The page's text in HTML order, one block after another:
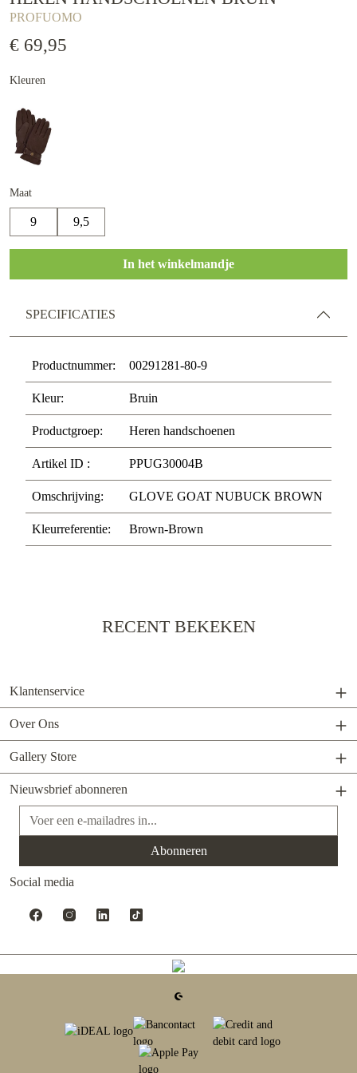
PROFUOMO
€ 69,95
Kleuren
Maat
9 9,5
In het winkelmandje
SPECIFICATIES
Productnummer: 00291281-80-9
Kleur: Bruin
Productgroep: Heren handschoenen
Artikel ID : PPUG30004B
Omschrijving: GLOVE GOAT NUBUCK BROWN
Kleurreferentie: Brown-Brown
RECENT BEKEKEN
Klantenservice
Over Ons
Gallery Store
Nieuwsbrief abonneren
E-mailadres*
Abonneren
Social media